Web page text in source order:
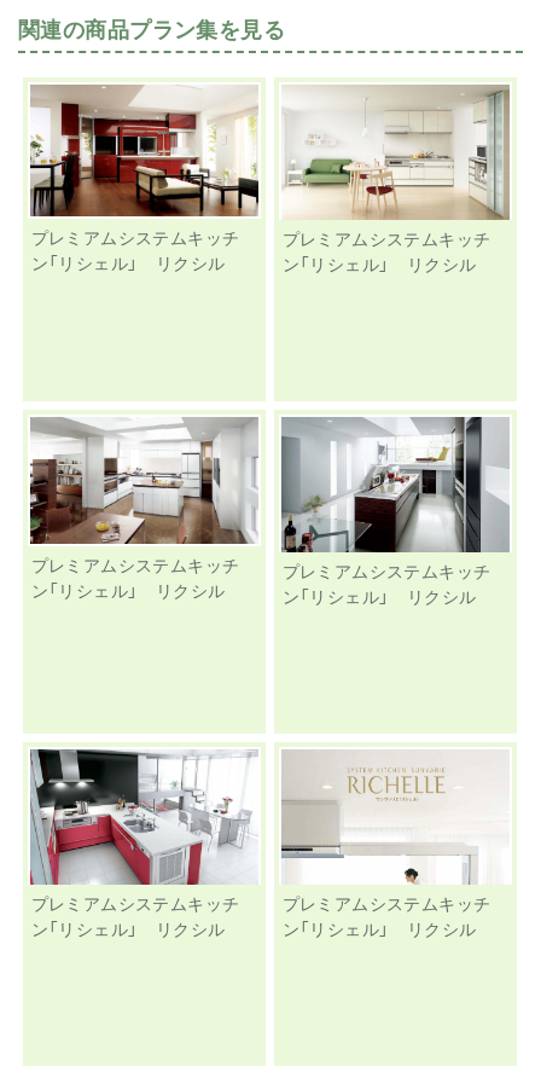
関連の商品プラン集を見る
プレミアムシステムキッチ
ン「リシェル」 リクシル
プレミアムシステムキッチ
ン「リシェル」 リクシル
プレミアムシステムキッチ
ン「リシェル」 リクシル
プレミアムシステムキッチ
ン「リシェル」 リクシル
プレミアムシステムキッチ
ン「リシェル」 リクシル
プレミアムシステムキッチ
ン「リシェル」 リクシル